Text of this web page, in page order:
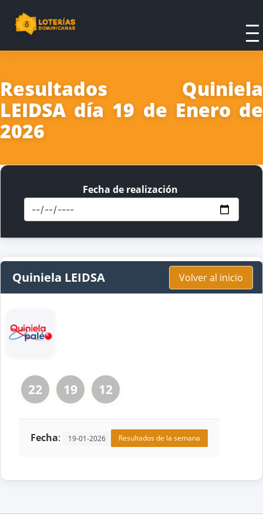
Resultados Quiniela
LEIDSA día 19 de Enero de
2026
Fecha de realización
Quiniela LEIDSA Volver al inicio
22 19 12
Fecha: 19-01-2026 Resultados de la semana